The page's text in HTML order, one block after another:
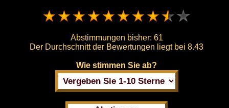
Abstimmungen bisher: 61
Der Durchschnitt der Bewertungen liegt bei 8.43
Wie stimmen Sie ab?